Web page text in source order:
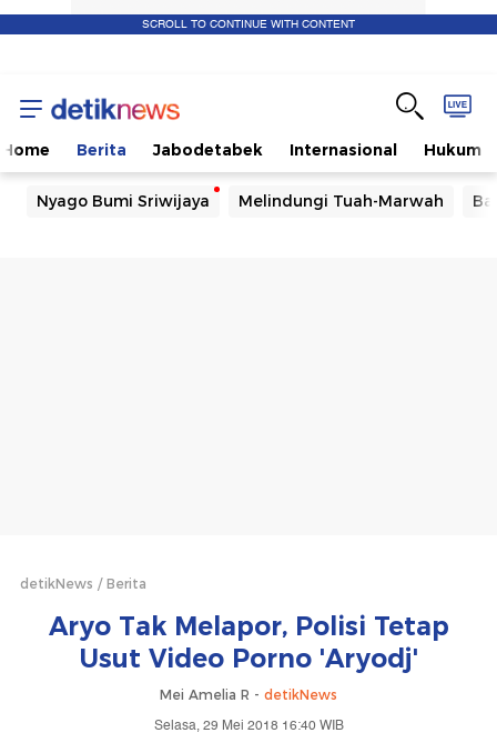
SCROLL TO CONTINUE WITH CONTENT
Home Berita Jabodetabek Internasional Hukum
Nyago Bumi Sriwijaya Melindungi Tuah-Marwah
detikNews Berita
Aryo Tak Melapor, Polisi Tetap
Usut Video Porno 'Aryodj'
Mei Amelia R - detikNews
Selasa, 29 Mei 2018 16:40 WIB